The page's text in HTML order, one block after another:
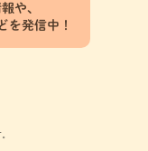
や、
を発信中！